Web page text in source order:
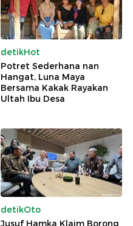
detikHot
Potret Sederhana nan
Hangat, Luna Maya
Bersama Kakak Rayakan
Ultah Ibu Desa
detikOto
Jusuf Hamka Klaim Borong